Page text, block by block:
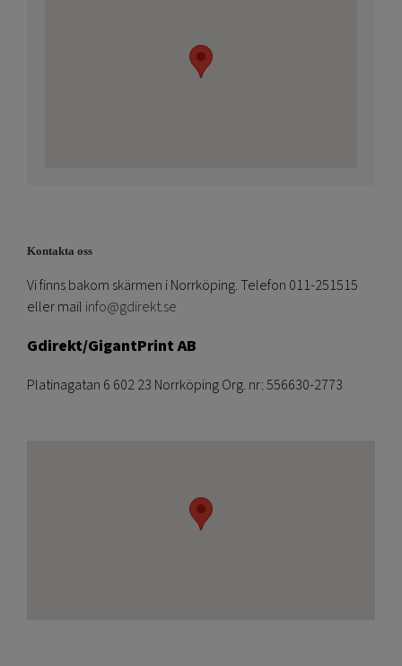
Kontakta oss
Vi finns bakom skärmen i Norrköping. Telefon 011-251515
eller mail info@gdirekt.se
Gdirekt/GigantPrint AB
Platinagatan 6 602 23 Norrköping Org. nr: 556630-2773